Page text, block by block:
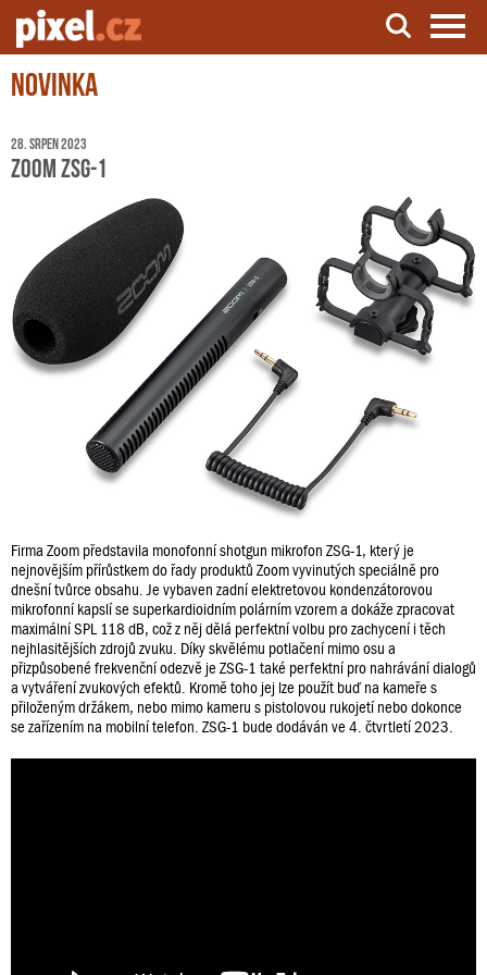
Server o natáčení a zpracování videa
Novinka
28. srpen 2023
Zoom ZSG-1
Firma Zoom představila monofonní shotgun mikrofon ZSG-1, který je
nejnovějším přírůstkem do řady produktů Zoom vyvinutých speciálně pro
dnešní tvůrce obsahu. Je vybaven zadní elektretovou kondenzátorovou
mikrofonní kapslí se superkardioidním polárním vzorem a dokáže zpracovat
maximální SPL 118 dB, což z něj dělá perfektní volbu pro zachycení i těch
nejhlasitějších zdrojů zvuku. Díky skvělému potlačení mimo osu a
přizpůsobené frekvenční odezvě je ZSG-1 také perfektní pro nahrávání dialogů
a vytváření zvukových efektů. Kromě toho jej lze použít buď na kameře s
přiloženým držákem, nebo mimo kameru s pistolovou rukojetí nebo dokonce
se zařízením na mobilní telefon. ZSG-1 bude dodáván ve 4. čtvrtletí 2023.